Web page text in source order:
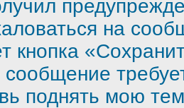
на
кнопка
поднять мою